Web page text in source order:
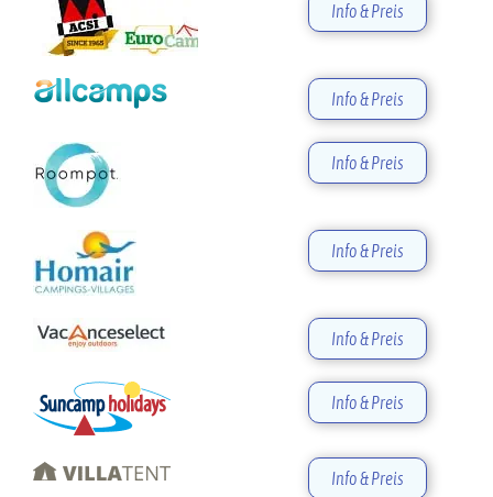
Info & Preis
Info & Preis
Info & Preis
Info & Preis
Info & Preis
Info & Preis
Info & Preis